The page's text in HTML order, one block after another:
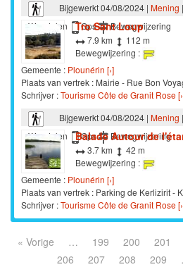
Bijgewerkt 04/08/2024 | Mening |
Wandelen
Gps Bewegwijzering
Tro Sant Loup
7.9 km
112 m
Bewegwijzering :
Gemeente : Plounérin [›]
Plaats van vertrek : Mairie - Rue Bon
Schrijver :Tourisme Côte de Granit Rose
Bijgewerkt 04/08/2024 | Mening |
Wandelen
Gps Bewegwijzering
Balade Autour de
3.7 km
42 m
Bewegwijzering :
Gemeente : Plounérin [›]
Plaats van vertrek : Parking de Kerlizirit -
Schrijver :Tourisme Côte de Granit Rose
« Vorige … 199 200 201
206
207 208 209